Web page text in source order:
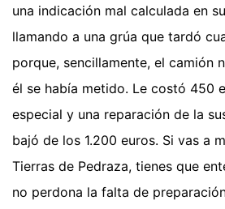
una indicación mal calculada en
llamando a una grúa que tardó
porque, sencillamente, el camión
él se había metido. Le costó 450
especial y una reparación de la
bajó de los 1.200 euros. Si vas a
Tierras de Pedraza, tienes que
no perdona la falta de